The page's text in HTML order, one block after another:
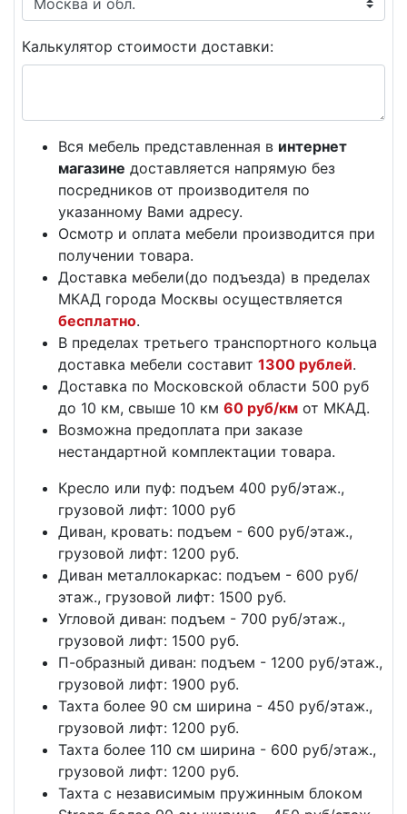
Калькулятор стоимости доставки:
Вся мебель представленная в интернет
магазине доставляется напрямую без
посредников от производителя по
указанному Вами адресу.
Осмотр и оплата мебели производится при
получении товара.
Доставка мебели(до подъезда) в пределах
МКАД города Москвы осуществляется
бесплатно.
В пределах третьего транспортного кольца
доставка мебели составит 1300 рублей.
Доставка по Московской области 500 руб
до 10 км, свыше 10 км 60 руб/км от МКАД.
Возможна предоплата при заказе
нестандартной комплектации товара.
Кресло или пуф: подъем 400 руб/этаж.,
грузовой лифт: 1000 руб
Диван, кровать: подъем - 600 руб/этаж.,
грузовой лифт: 1200 руб.
Диван металлокаркас: подъем - 600 руб/
этаж., грузовой лифт: 1500 руб.
Угловой диван: подъем - 700 руб/этаж.,
грузовой лифт: 1500 руб.
П-образный диван: подъем - 1200 руб/этаж.,
грузовой лифт: 1900 руб.
Тахта более 90 см ширина - 450 руб/этаж.,
грузовой лифт: 1200 руб.
Тахта более 110 см ширина - 600 руб/этаж.,
грузовой лифт: 1200 руб.
Тахта с независимым пружинным блоком